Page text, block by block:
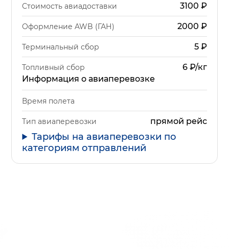
Стоимость авиадоставки 3100 ₽
Оформление AWB (ГАН) 2000 ₽
Терминальный сбор 5₽
Топливный сбор
6 ₽/кг
Информация о авиаперевозке
Время полета
Тип авиаперевозки прямой рейс
Тарифы на авиаперевозки по
категориям отправлений